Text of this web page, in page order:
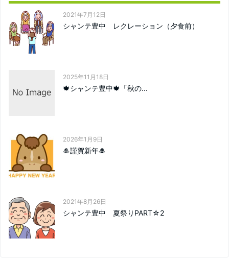
2021年7月12日
シャンテ豊中 レクレーション（夕食前）
2025年11月18日
🍁シャンテ豊中🍁「秋の...
2026年1月9日
🎍謹賀新年🎍
2021年8月26日
シャンテ豊中 夏祭りPART☆2